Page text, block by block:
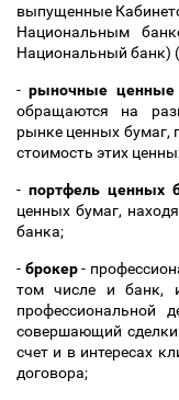
выпущенные
Национальным
Национальный банк)
-рыночные ценные
обращаются на
рынке ценных бумаг,
стоимость этих
- портфель ценных
ценных бумаг,
банка;
- брокер-
том числе и банк,
профессиональной
совершающий
счет и в интересах
договора;